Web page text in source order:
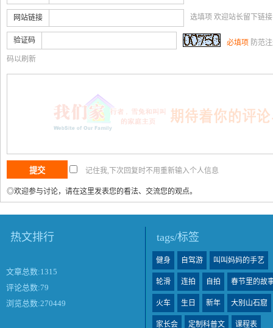
网站链接 选填项 欢迎站长留下链
验证码 必填项 防范
码以刷新
记住我,下次回复时不用重新输入个人信息
◎欢迎参与讨论，请在这里发表您的看法、交流您的观点。
热文排行
文章总数:1315
评论总数:79
浏览总数:270449
tags/标签
健身 自驾游 叫叫妈妈的手艺
轮滑 连拍 自拍 春节里的故
火车 生日 新年 大别山石窟
家长会 定制科普文 课程表